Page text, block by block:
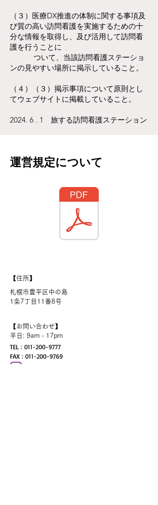
（３）医療DX推進の体制に関する事項及
び質の高い訪問看護を実施するための十
分な情報を取得し、及び活用して訪問看
護を行うことに
ついて、当該訪問看護ステーショ
ンの見やすい場所に掲示していること。
（４）（３）掲示事項について原則とし
てウェブサイトに掲載していること。
2024. 6 . 1 旅する訪問看護ステーション
運営規定について
【住所】
札幌市豊平区中の島
​1条7丁目11番8号
【お問い合わせ】
平日: 9am - 17pm
TEL : 011-200-9777
FAX : 011-200-9769